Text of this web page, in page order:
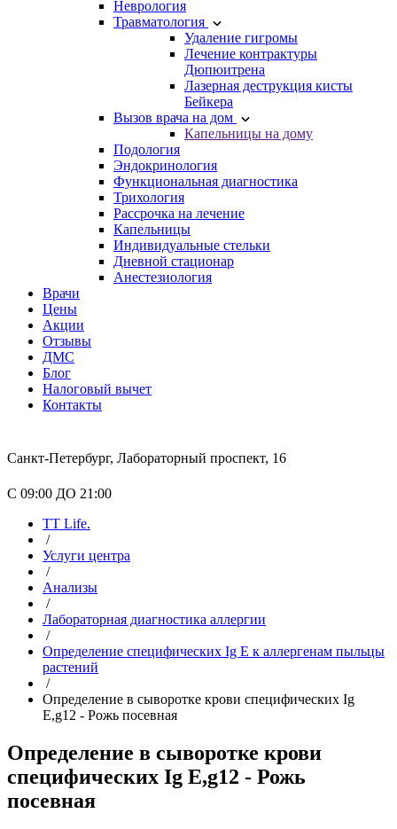
Неврология
Травматология
Удаление гигромы
Лечение контрактуры
Дюпюитрена
Лазерная деструкция кисты
Бейкера
Вызов врача на дом
Капельницы на дому
Подология
Эндокринология
Функциональная диагностика
Трихология
Рассрочка на лечение
Капельницы
Индивидуальные стельки
Дневной стационар
Анестезиология
Врачи
Цены
Акции
Отзывы
ДМС
Блог
Налоговый вычет
Контакты
Санкт-Петербург, Лабораторный проспект, 16
С 09:00 ДО 21:00
TT Life.
/
Услуги центра
/
Анализы
/
Лабораторная диагностика аллергии
/
Определение специфических Ig E к аллергенам пыльцы
растений
/
Определение в сыворотке крови специфических Ig
E,g12 - Рожь посевная
Определение в сыворотке крови
специфических Ig E,g12 - Рожь
посевная